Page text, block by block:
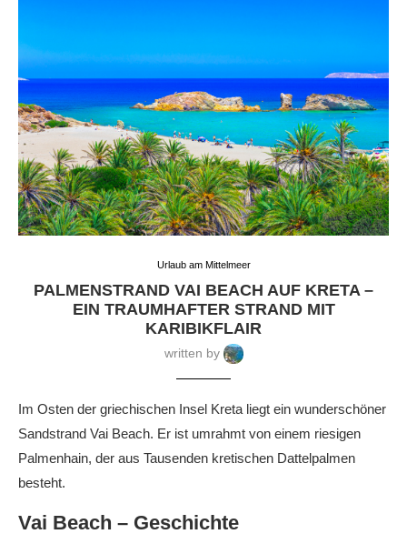
Urlaub am Mittelmeer
PALMENSTRAND VAI BEACH AUF KRETA –
EIN TRAUMHAFTER STRAND MIT
KARIBIKFLAIR
written by
Im Osten der griechischen Insel Kreta liegt ein wunderschöner
Sandstrand Vai Beach. Er ist umrahmt von einem riesigen
Palmenhain, der aus Tausenden kretischen Dattelpalmen
besteht.
Vai Beach – Geschichte